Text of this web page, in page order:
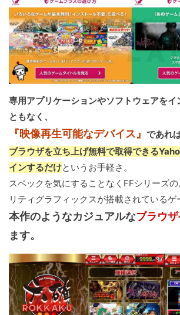
専用アプリケーションやソフトウェアをイ
ともなく、
『映像再生可能なデバイス』 であれば
ブラウザを立ち上げ無料で取得できる
インするだけというお手軽さ。
スペックを気にすることなくFFシリーズ
リティグラフィックスが搭載されているゲ
本作のようなカジュアルなブラウ
ます。